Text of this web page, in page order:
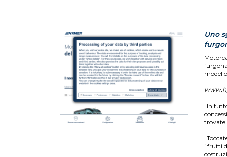
Uno
"In
trovate
i frutti